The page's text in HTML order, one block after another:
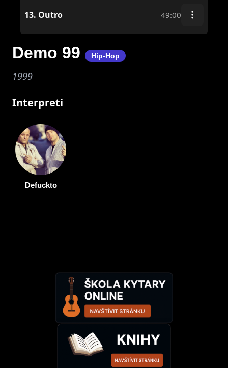
13. Outro 49:00
Demo 99 Hip-Hop
1999
Interpreti
Defuckto